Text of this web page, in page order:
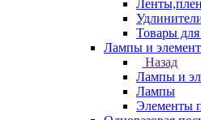
Товары
Лампы и
Назад
Лампы и
Лампы
Элементы